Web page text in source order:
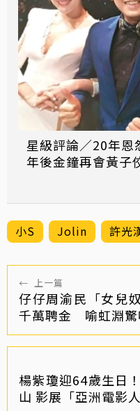
星級評論／20年恩
年後金鐘再會黃子
小S Jolin 許光
← 上一篇
仔仔周渝民「女兒
千萬聘金 喻虹淵驚
楊紫瓊迎64歲生日
山 影展「亞洲電影人